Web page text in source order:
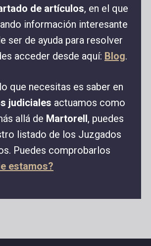
de artículos, en el que
información interesante
ser de ayuda para resolver
acceder desde aquí: Blog.
que necesitas es saber en
judiciales actuamos como
allá de Martorell, puedes
listado de los Juzgados
Puedes comprobarlos
estamos?